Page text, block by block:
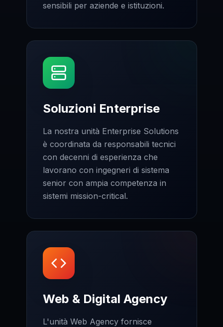
sensibili per aziende e istituzioni.
Soluzioni Enterprise
La nostra unità Enterprise Solutions
è coordinata da responsabili tecnici
con decenni di esperienza che
lavorano con ingegneri di sistema
senior con ampia competenza in
sistemi mission-critical.
Web & Digital Agency
L'unità Web Agency fornisce